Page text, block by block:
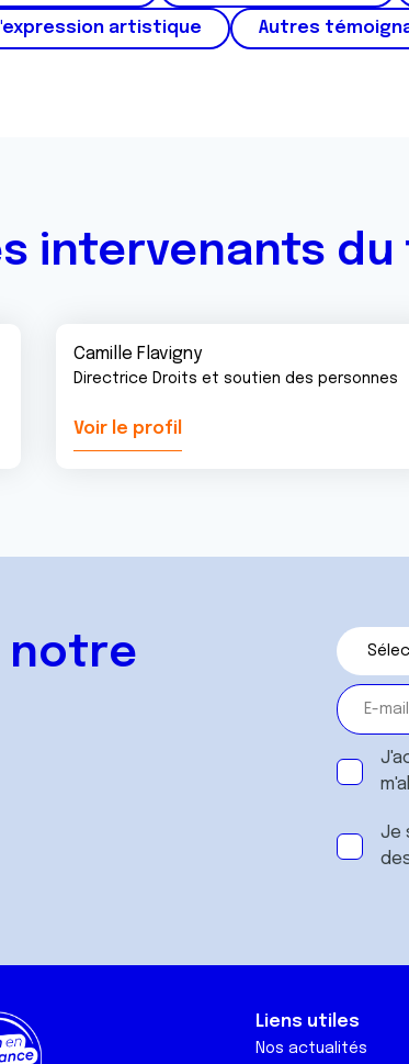
artistique Autres
intervenants du
Camille Flavigny
Directrice Droits et soutien des personnes
Voir le profil
notre
Je
Liens utiles
Nos actualités